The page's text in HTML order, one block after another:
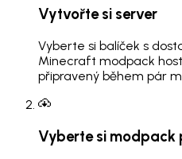
Vytvořte si server
Vyberte si balíček s
Minecraft modpack
připravený během pár
Vyberte si modpack